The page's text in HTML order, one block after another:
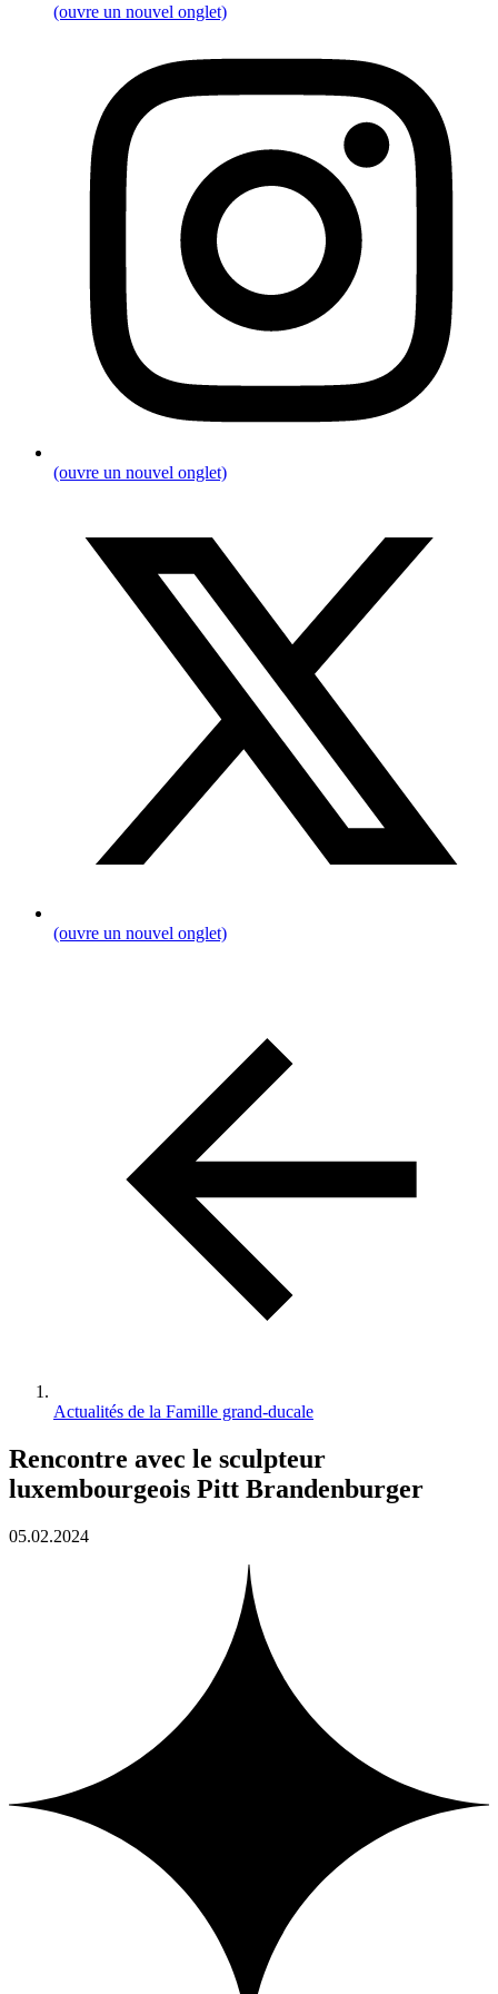
(ouvre un nouvel onglet)
(ouvre un nouvel onglet)
(ouvre un nouvel onglet)
Actualités de la Famille grand-ducale
Rencontre avec le sculpteur
luxembourgeois Pitt Brandenburger
05.02.2024